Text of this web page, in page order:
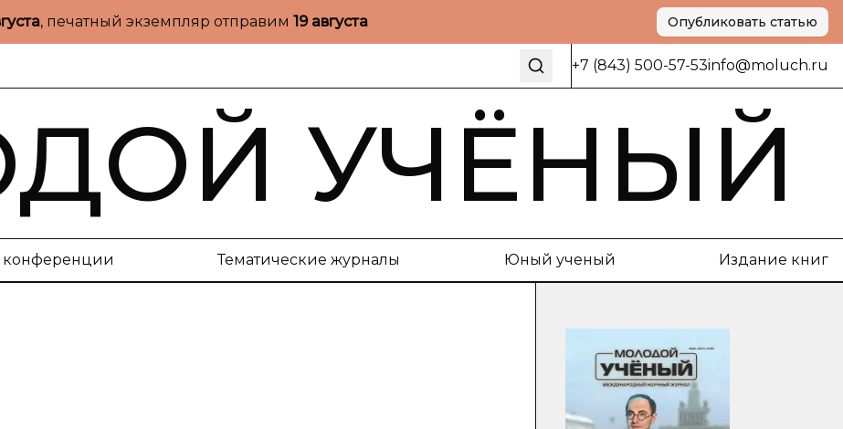
, печатный экземпляр отправим 19 августа Опубликовать статью
+7 (843) 500-57-53info@moluch.ru
УЧЁНЫЙ
Тематические журналы Юный ученый Издание книг